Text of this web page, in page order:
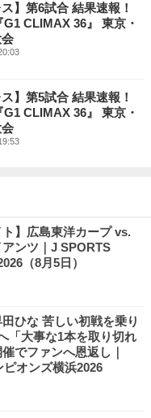
】第6試合 結果速報！
CLIMAX 36』 東京・
】第5試合 結果速報！
CLIMAX 36』 東京・
ト】広島東洋カープ vs.
ンツ｜J SPORTS
（8月5日）
田ひな 苦しい初戦を乗り
「大事な1本を取り切れ
でファンへ恩返し｜
ピオンズ横浜2026